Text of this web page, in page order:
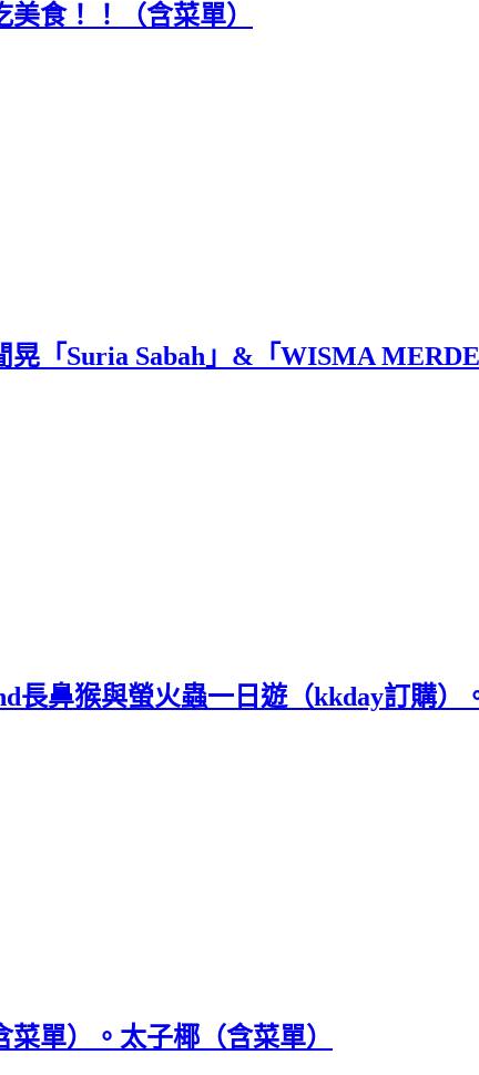
食！！（含菜單）
「Suria Sabah」&「WISMA
長鼻猴與螢火蟲一日遊（kkday訂購）
單）。太子椰（含菜單）